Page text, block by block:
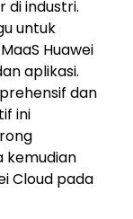
industri.
untuk
Huawei
aplikasi.
dan
ini
kemudian
Cloud pada